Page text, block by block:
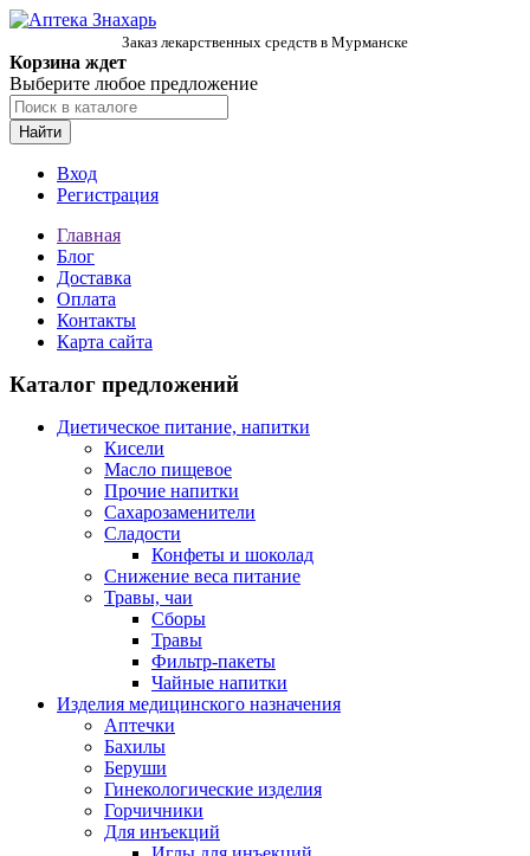
Заказ лекарственных средств в Мурманске
Корзина ждет
Выберите любое предложение
Найти
Вход
Регистрация
Главная
Блог
Доставка
Оплата
Контакты
Карта сайта
Каталог предложений
Диетическое питание, напитки
Кисели
Масло пищевое
Прочие напитки
Сахарозаменители
Сладости
Конфеты и шоколад
Снижение веса питание
Травы, чаи
Сборы
Травы
Фильтр-пакеты
Чайные напитки
Изделия медицинского назначения
Аптечки
Бахилы
Беруши
Гинекологические изделия
Горчичники
Для инъекций